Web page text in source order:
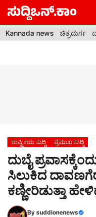
Skip
content
Kannada news ಚಿತ್ರದುರ್ಗ
ರಾಷ್ಟ್ರೀಯ ಸುದ್ದಿ ಪ್ರಮುಖ ಸುದ್ದಿ
ದುಬೈ
ಸಿಲುಕಿದ ದಾವಣಗೆರೆ
ಕಣ್ಣೀರಿಡುತ್ತಾ
By suddionenews